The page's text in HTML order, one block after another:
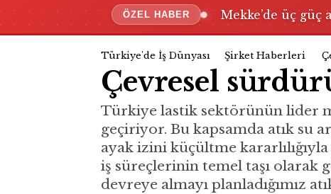
ÖZEL HABER Mekke’de üç
Türkiye'de İş Dünyası Şirket Haberleri
Çevresel
Türkiye lastik sektörünün lider
geçiriyor. Bu kapsamda atık su
ayak izini küçültme
iş süreçlerinin temel taşı olarak
devreye almayı planladığımız